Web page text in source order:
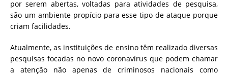
por serem abertas, voltadas para atividades de pesquisa,
são um ambiente propício para esse tipo de ataque porque
criam facilidades.
Atualmente, as instituições de ensino têm realizado diversas
pesquisas focadas no novo coronavírus que podem chamar
a atenção não apenas de criminosos nacionais como